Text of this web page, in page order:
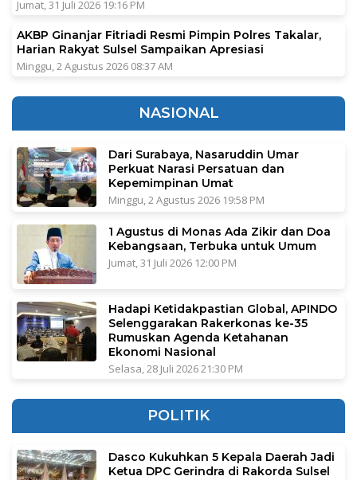
Jumat, 31 Juli 2026 19:16 PM
AKBP Ginanjar Fitriadi Resmi Pimpin Polres Takalar,
Harian Rakyat Sulsel Sampaikan Apresiasi
Minggu, 2 Agustus 2026 08:37 AM
NASIONAL
Dari Surabaya, Nasaruddin Umar
Perkuat Narasi Persatuan dan
Kepemimpinan Umat
Minggu, 2 Agustus 2026 19:58 PM
1 Agustus di Monas Ada Zikir dan Doa
Kebangsaan, Terbuka untuk Umum
Jumat, 31 Juli 2026 12:00 PM
Hadapi Ketidakpastian Global, APINDO
Selenggarakan Rakerkonas ke-35
Rumuskan Agenda Ketahanan
Ekonomi Nasional
Selasa, 28 Juli 2026 21:30 PM
POLITIK
Dasco Kukuhkan 5 Kepala Daerah Jadi
Ketua DPC Gerindra di Rakorda Sulsel